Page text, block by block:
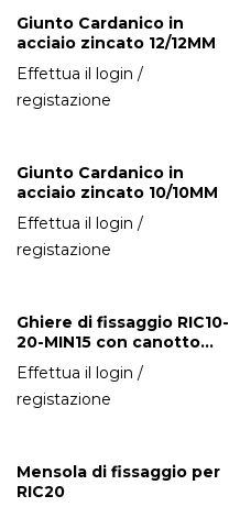
Giunto Cardanico in
acciaio zincato 12/12MM
Effettua il login /
registazione
Giunto Cardanico in
acciaio zincato 10/10MM
Effettua il login /
registazione
Ghiere di fissaggio RIC10-
20-MIN15 con canotto
protetto
Effettua il login /
registazione
Mensola di fissaggio per
RIC20